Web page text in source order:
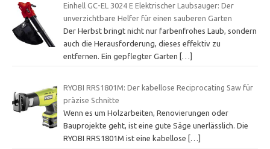
Einhell GC-EL 3024 E Elektrischer Laubsauger: Der
unverzichtbare Helfer für einen sauberen Garten
Der Herbst bringt nicht nur farbenfrohes Laub, sondern
auch die Herausforderung, dieses effektiv zu
entfernen. Ein gepflegter Garten
[…]
RYOBI RRS1801M: Der kabellose Reciprocating Saw für
präzise Schnitte
Wenn es um Holzarbeiten, Renovierungen oder
Bauprojekte geht, ist eine gute Säge unerlässlich. Die
RYOBI RRS1801M ist eine kabellose […]